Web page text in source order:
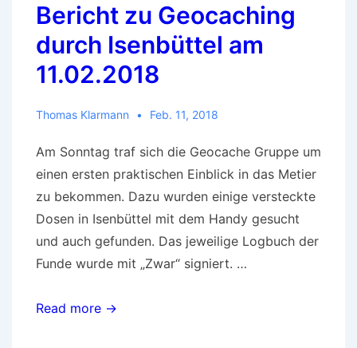
Bericht zu Geocaching
durch Isenbüttel am
11.02.2018
Thomas Klarmann Feb. 11, 2018
Am Sonntag traf sich die Geocache Gruppe um
einen ersten praktischen Einblick in das Metier
zu bekommen. Dazu wurden einige versteckte
Dosen in Isenbüttel mit dem Handy gesucht
und auch gefunden. Das jeweilige Logbuch der
Funde wurde mit „Zwar“ signiert. …
Bericht
Read more →